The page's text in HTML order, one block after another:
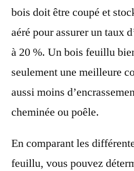
bois doit être coupé et
aéré pour assurer un taux
à 20 %. Un bois feuillu
seulement une meilleure
aussi moins
cheminée ou poêle.
En comparant les
feuillu, vous pouvez